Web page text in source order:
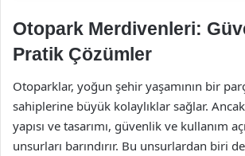
Otopark Merdivenleri:
Pratik Çözümler
Otoparklar, yoğun şehir yaşamının bir
sahiplerine büyük kolaylıklar sağlar.
yapısı ve tasarımı, güvenlik ve kullanım
unsurları barındırır. Bu unsurlardan biri